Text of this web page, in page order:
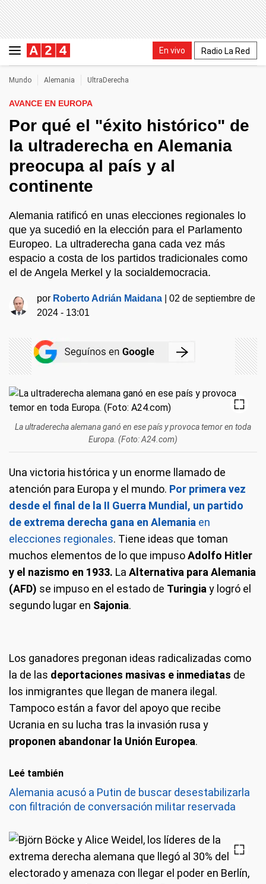
En vivo Radio La Red
Mundo Alemania UltraDerecha
AVANCE EN EUROPA
Por qué el "éxito histórico" de
la ultraderecha en Alemania
preocupa al país y al
continente
Alemania ratificó en unas elecciones regionales lo
que ya sucedió en la elección para el Parlamento
Europeo. La ultraderecha gana cada vez más
espacio a costa de los partidos tradicionales como
el de Angela Merkel y la socialdemocracia.
por Roberto Adrián Maidana |02 de septiembre de
2024 - 13:01
La ultraderecha alemana ganó en ese país y provoca temor en toda
Europa. (Foto: A24.com)
Una victoria histórica y un enorme llamado de
atención para Europa y el mundo. Por primera vez
desde el final de la II Guerra Mundial, un partido
de extrema derecha gana en Alemania en
elecciones regionales. Tiene ideas que toman
muchos elementos de lo que impusoAdolfo Hitler
y el nazismo en 1933. La Alternativa para Alemania
(AFD) se impuso en el estado de Turingia y logró el
segundo lugar en Sajonia.
Los ganadores pregonan ideas radicalizadas como
la de las deportaciones masivas e inmediatas de
los inmigrantes que llegan de manera ilegal.
Tampoco están a favor del apoyo que recibe
Ucrania en su lucha tras la invasión rusa y
proponen abandonar la Unión Europea.
Leé también
Alemania acusó a Putin de buscar desestabilizarla
con filtración de conversación militar reservada